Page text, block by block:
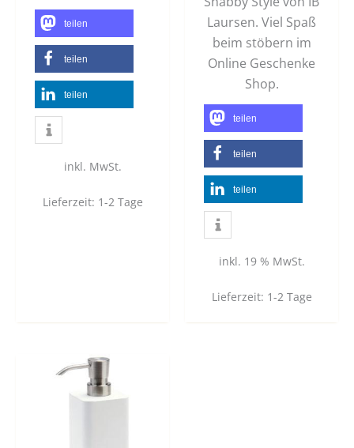
teilen
teilen
teilen
inkl. MwSt.
Lieferzeit: 1-2 Tage
Laursen. Viel Spaß
beim stöbern im
Online Geschenke
Shop.
teilen
teilen
teilen
inkl. 19 % MwSt.
Lieferzeit: 1-2 Tage